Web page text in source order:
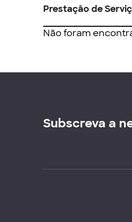
Prestação de
Não foram
Subscreva a